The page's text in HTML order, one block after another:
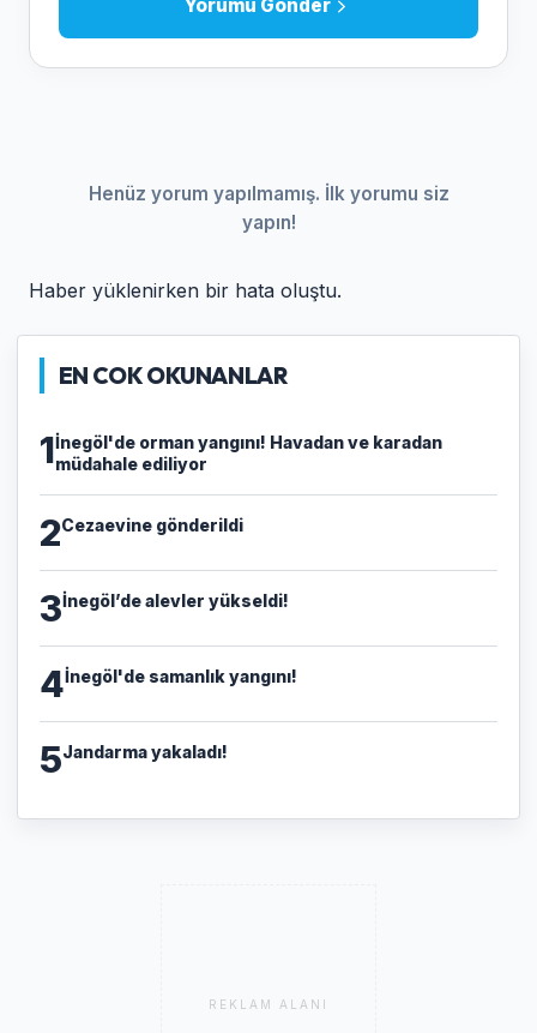
Yorumu Gönder
Henüz yorum yapılmamış. İlk yorumu siz
yapın!
Haber yüklenirken bir hata oluştu.
EN COK OKUNANLAR
1İnegöl'de orman yangını! Havadan ve karadan
müdahale ediliyor
2Cezaevine gönderildi
3İnegöl’de alevler yükseldi!
4İnegöl'de samanlık yangını!
5Jandarma yakaladı!
REKLAM ALANI